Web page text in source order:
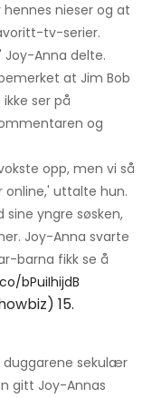
nieser og at
tv-serier.
Joy-Anna delte.
at Jim Bob
ser på
og
opp, men vi så
online,' uttalte hun.
sine yngre søsken,
Joy-Anna svarte
barna fikk se å
bPuiIhijdB
15.
duggarene sekulær
gitt Joy-Annas